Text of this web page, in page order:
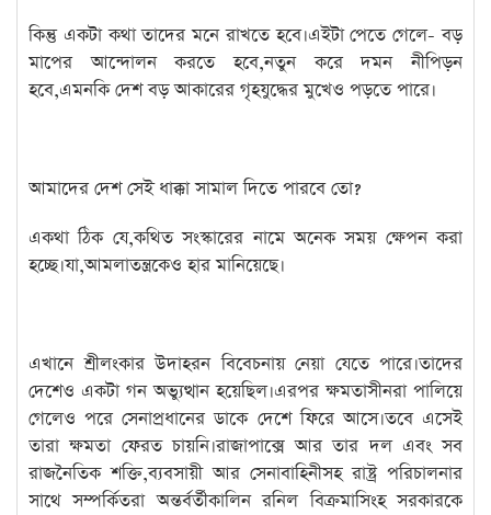
কিন্তু একটা কথা তাদের মনে রাখতে হবে।এইটা পেতে গেলে- বড়
মাপের আন্দোলন করতে হবে,নতুন করে দমন নীপিড়ন
হবে,এমনকি দেশ বড় আকারের গৃহযুদ্ধের মুখেও পড়তে পারে।
আমাদের দেশ সেই ধাক্কা সামাল দিতে পারবে তো?
একথা ঠিক যে,কথিত সংস্কারের নামে অনেক সময় ক্ষেপন করা
হচ্ছে।যা,আমলাতন্ত্রকেও হার মানিয়েছে।
এখানে শ্রীলংকার উদাহরন বিবেচনায় নেয়া যেতে পারে।তাদের
দেশেও একটা গন অভ্যুত্থান হয়েছিল।এরপর ক্ষমতাসীনরা পালিয়ে
গেলেও পরে সেনাপ্রধানের ডাকে দেশে ফিরে আসে।তবে এসেই
তারা ক্ষমতা ফেরত চায়নি।রাজাপাক্সে আর তার দল এবং সব
রাজনৈতিক শক্তি,ব্যবসায়ী আর সেনাবাহিনীসহ রাষ্ট্র পরিচালনার
সাথে সম্পর্কিতরা অন্তর্বর্তীকালিন রনিল বিক্রমাসিংহ সরকারকে